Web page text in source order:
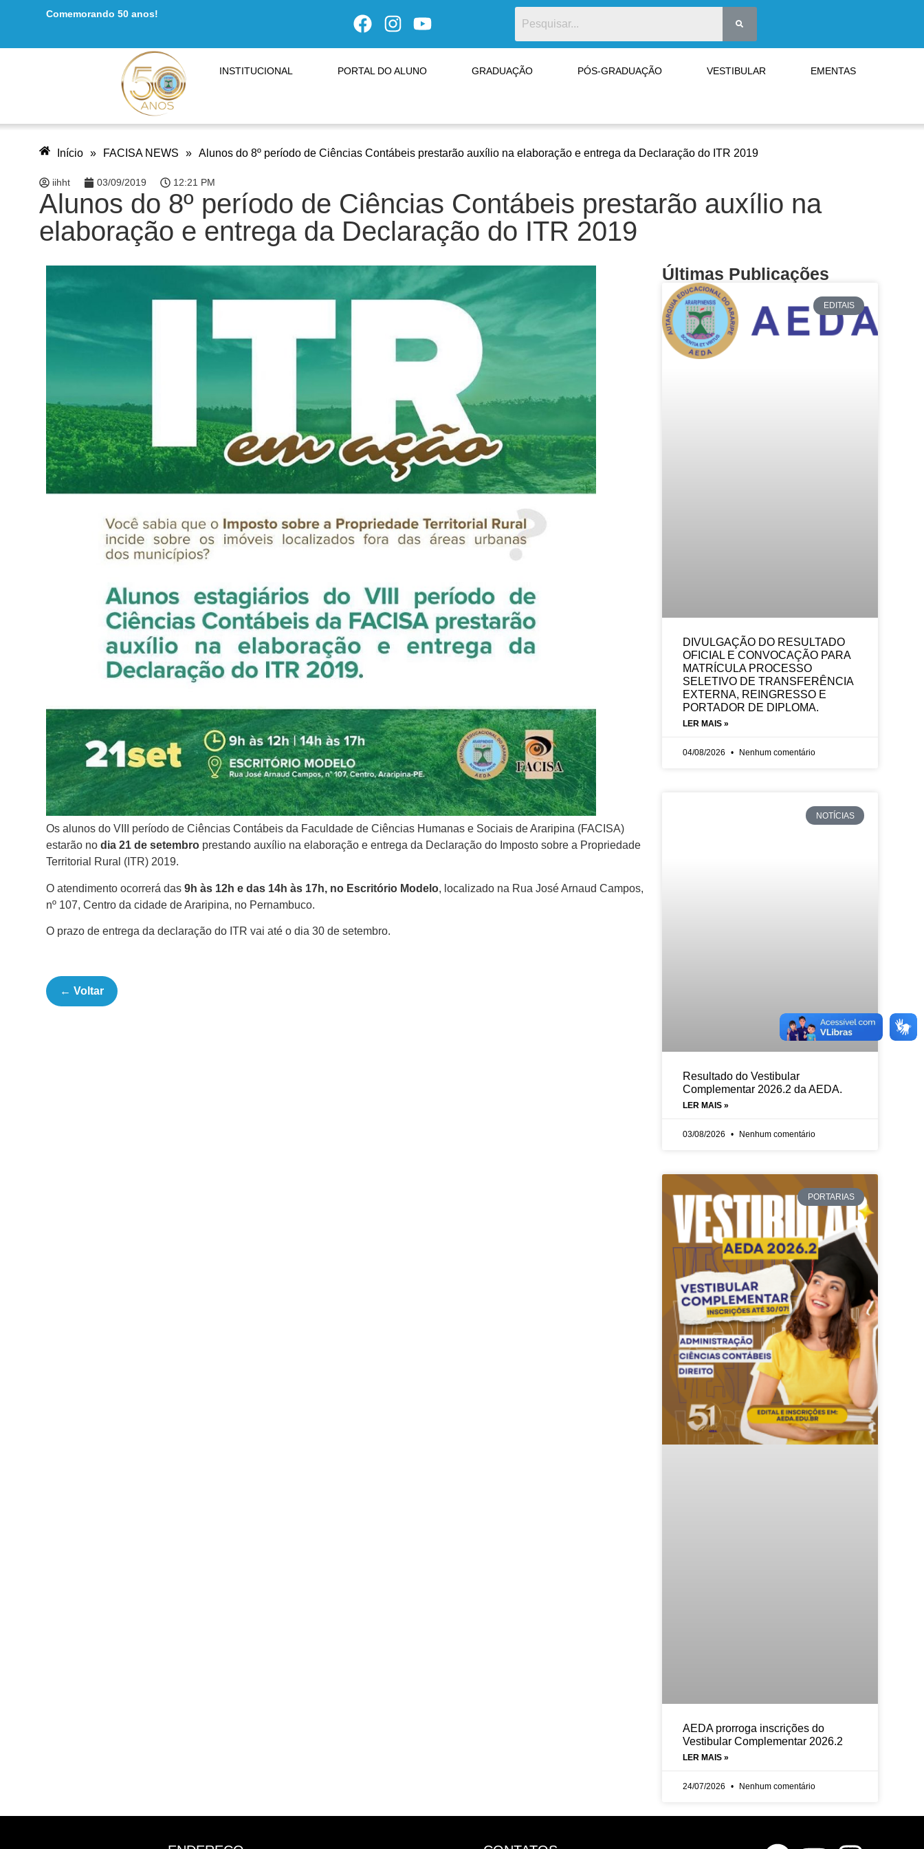
Comemorando 50 anos!
INSTITUCIONAL PORTAL DO ALUNO GRADUAÇÃO PÓS-GRADUAÇÃO VESTIBULAR EMENTAS
Início » FACISA NEWS » Alunos do 8º período de Ciências Contábeis prestarão auxílio na elaboração e entrega da Declaração do ITR 2019
iihht 03/09/2019 12:21 PM
Alunos do 8º período de Ciências Contábeis prestarão auxílio na
elaboração e entrega da Declaração do ITR 2019
Os alunos do VIII período de Ciências Contábeis da Faculdade de Ciências Humanas e Sociais de Araripina (FACISA)
estarão no dia 21 de setembro prestando auxílio na elaboração e entrega da Declaração do Imposto sobre a Propriedade
Territorial Rural (ITR) 2019.
O atendimento ocorrerá das 9h às 12h e das 14h às 17h, no Escritório Modelo, localizado na Rua José Arnaud Campos,
nº 107, Centro da cidade de Araripina, no Pernambuco.
O prazo de entrega da declaração do ITR vai até o dia 30 de setembro.
← Voltar
Últimas Publicações
EDITAIS
DIVULGAÇÃO DO RESULTADO
OFICIAL E CONVOCAÇÃO PARA
MATRÍCULA PROCESSO
SELETIVO DE TRANSFERÊNCIA
EXTERNA, REINGRESSO E
PORTADOR DE DIPLOMA.
LER MAIS »
04/08/2026 Nenhum comentário
NOTÍCIAS
Resultado do Vestibular
Complementar 2026.2 da AEDA.
LER MAIS »
03/08/2026 Nenhum comentário
PORTARIAS
AEDA prorroga inscrições do
Vestibular Complementar 2026.2
LER MAIS »
24/07/2026 Nenhum comentário